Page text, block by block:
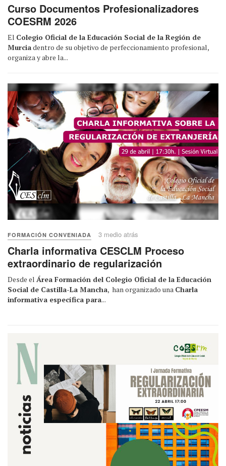
Curso Documentos Profesionalizadores
COESRM 2026
El Colegio Oficial de la Educación Social de la Región de
Murciadentro de su objetivo de perfeccionamiento profesional,
organiza y abre la...
FORMACIÓN CONVENIADA 3 medio atrás
Charla informativa CESCLM Proceso
extraordinario de regularización
Desde el Área Formación del Colegio Oficial de la Educación
Social de Castilla-La Mancha, han organizado una Charla
informativa específica para...